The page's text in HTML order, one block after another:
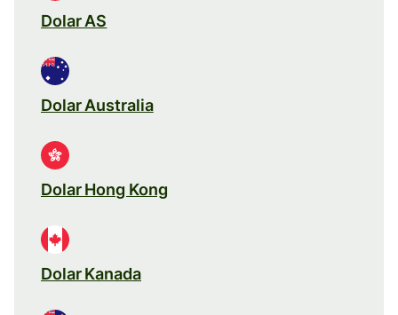
Dolar AS
Dolar Australia
Dolar Hong Kong
Dolar Kanada